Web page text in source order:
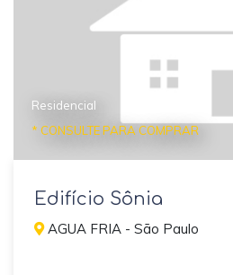
Residencial
* CONSULTE PARA COMPRAR
Edifício Sônia
AGUA FRIA - São Paulo